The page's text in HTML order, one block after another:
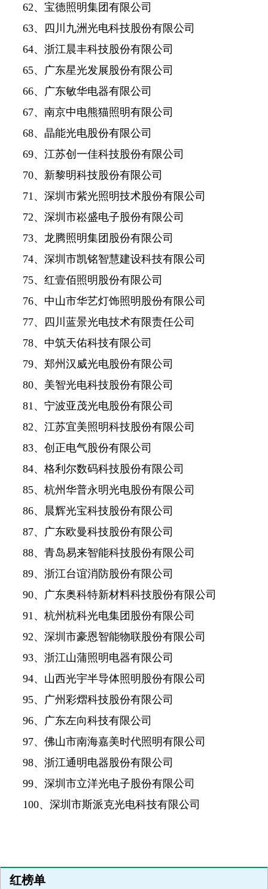
62、宝德照明集团有限公司
63、四川九洲光电科技股份有限公司
64、浙江晨丰科技股份有限公司
65、广东星光发展股份有限公司
66、广东敏华电器有限公司
67、南京中电熊猫照明有限公司
68、晶能光电股份有限公司
69、江苏创一佳科技股份有限公司
70、新黎明科技股份有限公司
71、深圳市紫光照明技术股份有限公司
72、深圳市崧盛电子股份有限公司
73、龙腾照明集团股份有限公司
74、深圳市凯铭智慧建设科技有限公司
75、红壹佰照明股份有限公司
76、中山市华艺灯饰照明股份有限公司
77、四川蓝景光电技术有限责任公司
78、中筑天佑科技有限公司
79、郑州汉威光电股份有限公司
80、美智光电科技股份有限公司
81、宁波亚茂光电股份有限公司
82、江苏宜美照明科技股份有限公司
83、创正电气股份有限公司
84、格利尔数码科技股份有限公司
85、杭州华普永明光电股份有限公司
86、晨辉光宝科技股份有限公司
87、广东欧曼科技股份有限公司
88、青岛易来智能科技股份有限公司
89、浙江台谊消防股份有限公司
90、广东奥科特新材料科技股份有限公司
91、杭州杭科光电集团股份有限公司
92、深圳市豪恩智能物联股份有限公司
93、浙江山蒲照明电器有限公司
94、山西光宇半导体照明股份有限公司
95、广州彩熠科技股份有限公司
96、广东左向科技有限公司
97、佛山市南海嘉美时代照明有限公司
98、浙江通明电器股份有限公司
99、深圳市立洋光电子股份有限公司
100、深圳市斯派克光电科技有限公司
红榜单